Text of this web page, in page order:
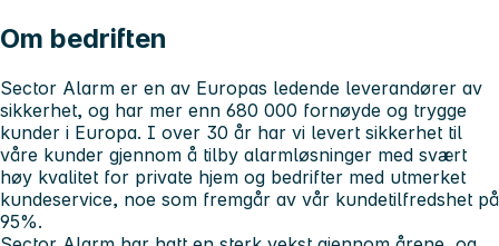
Om bedriften
Sector Alarm er en av Europas ledende leverandører av
sikkerhet, og har mer enn 680 000 fornøyde og trygge
kunder i Europa. I over 30 år har vi levert sikkerhet til
våre kunder gjennom å tilby alarmløsninger med svært
høy kvalitet for private hjem og bedrifter med utmerket
kundeservice, noe som fremgår av vår kundetilfredshet på
95%.